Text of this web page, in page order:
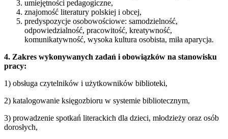
umiejętności pedagogiczne,
znajomość literatury polskiej i obcej,
predyspozycje osobowościowe: samodzielność,
odpowiedzialność, pracowitość, kreatywność,
komunikatywność, wysoka kultura osobista, miła aparycja.
4. Zakres wykonywanych zadań i obowiązków na stanowisku
pracy:
1) obsługa czytelników i użytkowników biblioteki,
2) katalogowanie księgozbioru w systemie bibliotecznym,
3) prowadzenie spotkań literackich dla dzieci, młodzieży oraz osób
dorosłych,